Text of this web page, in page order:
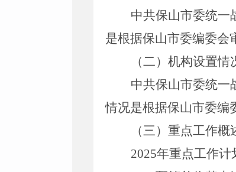
中共保山市委统一
是根据保山市委编委会
（二）机构设置情
中共保山市委统一
情况是根据保山市委编
（三）重点工作概
2025年重点工作计